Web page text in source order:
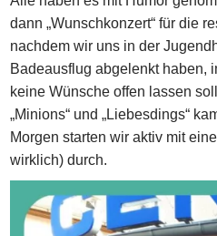
dann „Wunschkonzert“ für die
nachdem wir uns in der
Badeausflug abgelenkt haben,
keine Wünsche offen lassen
„Minions“ und „Liebesdings“
Morgen starten wir aktiv mit
wirklich) durch.